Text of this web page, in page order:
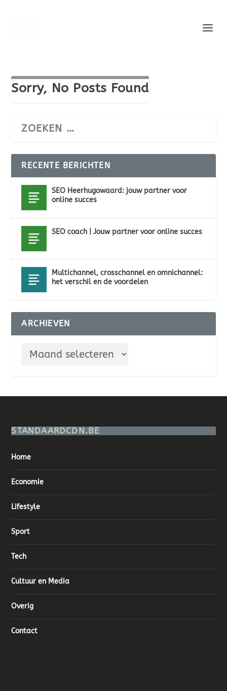
Sorry, No Posts Found
RECENTE BERICHTEN
SEO Heerhugowaard: jouw partner voor
online succes
SEO coach | Jouw partner voor online succes
Multichannel, crosschannel en omnichannel:
het verschil en de voordelen
ARCHIEVEN
STANDAARDCDN.BE
Home
Economie
Lifestyle
Sport
Tech
Cultuur en Media
Overig
Contact